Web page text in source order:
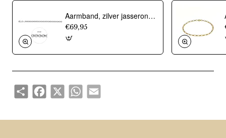
Aarmband, zilver jasseron 4,5mm. (lengte 18cm.) - 10274
€69,95
ShareFacebook
X WhatsAppEmail